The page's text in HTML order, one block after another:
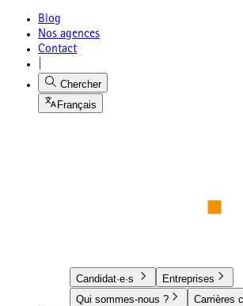
Blog
Nos agences
Contact
Chercher
Français
Candidat·e·s
Entreprises
Qui sommes-nous ?
Carrières